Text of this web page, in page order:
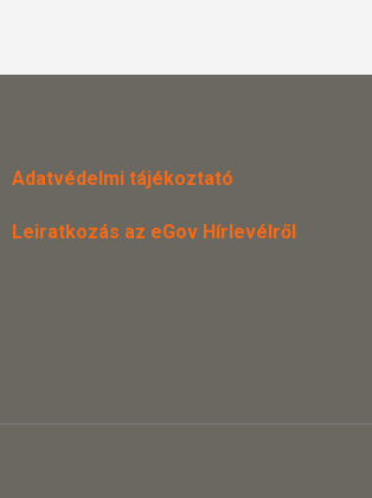
Adatvédelmi tájékoztató
Leiratkozás az eGov Hírlevélről